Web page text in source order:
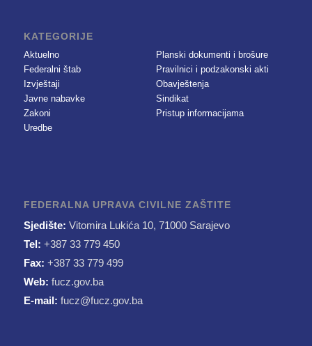
KATEGORIJE
Aktuelno
Federalni štab
Izvještaji
Javne nabavke
Zakoni
Uredbe
Planski dokumenti i brošure
Pravilnici i podzakonski akti
Obavještenja
Sindikat
Pristup informacijama
FEDERALNA UPRAVA CIVILNE ZAŠTITE
Sjedište: Vitomira Lukića 10, 71000 Sarajevo
Tel: +387 33 779 450
Fax: +387 33 779 499
Web: fucz.gov.ba
E-mail: fucz@fucz.gov.ba